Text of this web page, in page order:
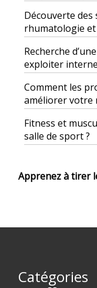
Découverte
rhumatologie
Recherche
exploiter
Comment les
améliorer votre
Fitness et
salle de sport ?
Apprenez à tirer
Catégories